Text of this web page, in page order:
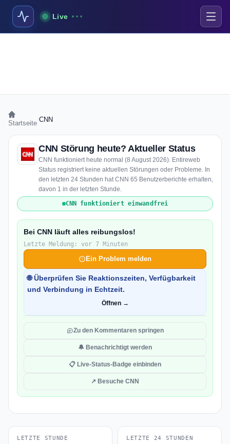
Live
Startseite CNN
CNN Störung heute? Aktueller Status
CNN funktioniert heute normal (8 August 2026). Entireweb
Status registriert keine aktuellen Störungen oder Probleme. In
den letzten 24 Stunden hat CNN 65 Benutzerberichte erhalten,
davon 1 in der letzten Stunde.
CNN funktioniert einwandfrei
Bei CNN läuft alles reibungslos!
Letzte Meldung: vor 7 Minuten
Ein Problem melden
🌐 Überprüfen Sie Reaktionszeiten, Verfügbarkeit
und Verbindung in Echtzeit.
Öffnen →
Zu den Kommentaren springen
🔔 Benachrichtigt werden
📋 Live-Status-Badge einbinden
↗ Besuche CNN
LETZTE STUNDE LETZTE 24 STUNDEN